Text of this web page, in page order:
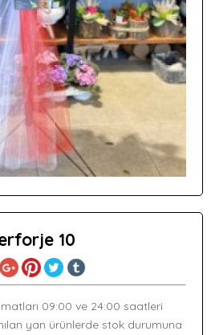
10
09:00 ve 24:00 saatleri
yan ürünlerde stok durumuna